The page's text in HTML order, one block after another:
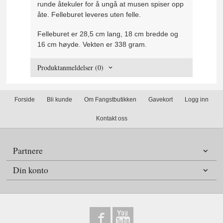
runde åtekuler for å ungå at musen spiser opp
åte. Felleburet leveres uten felle.
Felleburet er 28,5 cm lang, 18 cm bredde og
16 cm høyde. Vekten er 338 gram.
Produktanmeldelser (0)
Forside Bli kunde Om Fangstbutikken Gavekort Logg inn
Kontakt oss
Partnere
Din konto